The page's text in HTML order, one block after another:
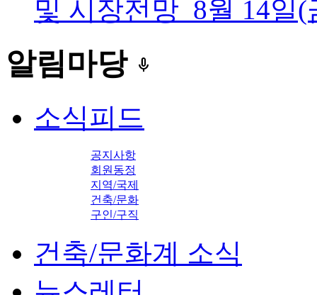
및 시장전망_8월 14일(
알림마당 keyboard_voice
소식피드
공지사항
회원동정
지역/국제
건축/문화
구인/구직
건축/문화계 소식